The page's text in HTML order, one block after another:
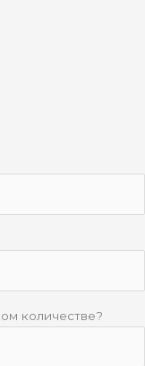
количестве?